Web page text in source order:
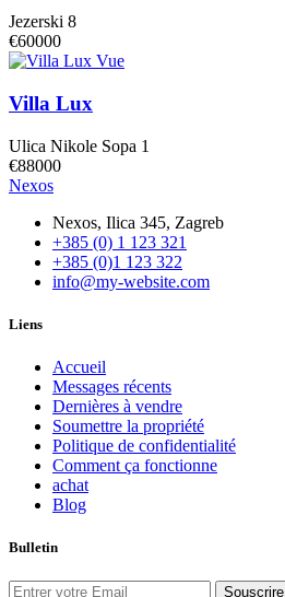
Jezerski 8
€60000
Vue
Villa Lux
Ulica Nikole Sopa 1
€88000
Nexos
Nexos, Ilica 345, Zagreb
+385 (0) 1 123 321
+385 (0)1 123 322
info@my-website.com
Liens
Accueil
Messages récents
Dernières à vendre
Soumettre la propriété
Politique de confidentialité
Comment ça fonctionne
achat
Blog
Bulletin
Souscrire